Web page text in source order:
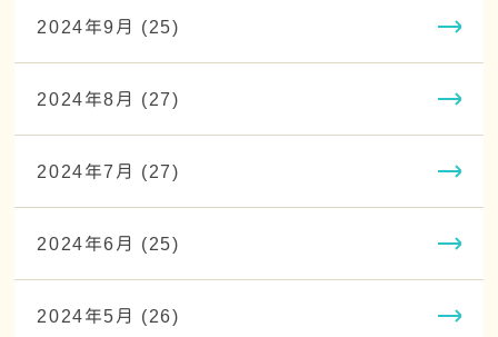
2024年9月 (25)
2024年8月 (27)
2024年7月 (27)
2024年6月 (25)
2024年5月 (26)